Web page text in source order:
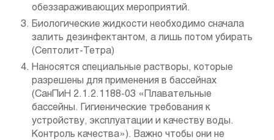
обеззараживающих мероприятий.
Биологические жидкости необходимо сначала
залить дезинфектантом, а лишь потом убирать
(Септолит-Тетра)
Наносятся специальные растворы, которые
разрешены для применения в бассейнах
(СанПиН 2.1.2.1188-03 «Плавательные
бассейны. Гигиенические требования к
устройству, эксплуатации и качеству воды.
Контроль качества»). Важно чтобы они не